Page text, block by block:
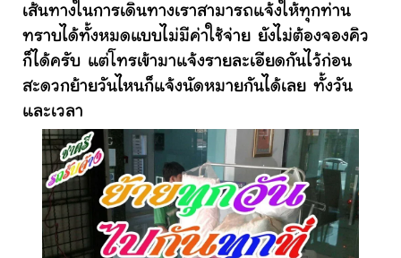
เส้นทางในการเดินทางเราสามารถแจ้งให้ทุกท่าน
ทราบได้ทั้งหมดแบบไม่มีค่าใช้จ่าย ยังไม่ต้องจองคิว
ก็ได้ครับ แต่โทรเข้ามาแจ้งรายละเอียดกันไว้ก่อน
สะดวกย้ายวันไหนก็แจ้งนัดหมายกันได้เลย ทั้งวัน
และเวลา